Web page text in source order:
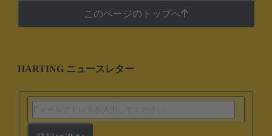
このページのトップへ
HARTING ニュースレター